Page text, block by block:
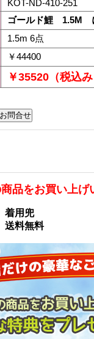
KOT-ND-410-251
ゴールド鯉 1.5M
1.5m 6点
￥44400
￥35520（税込
商品をお買い上
用兜
料無料